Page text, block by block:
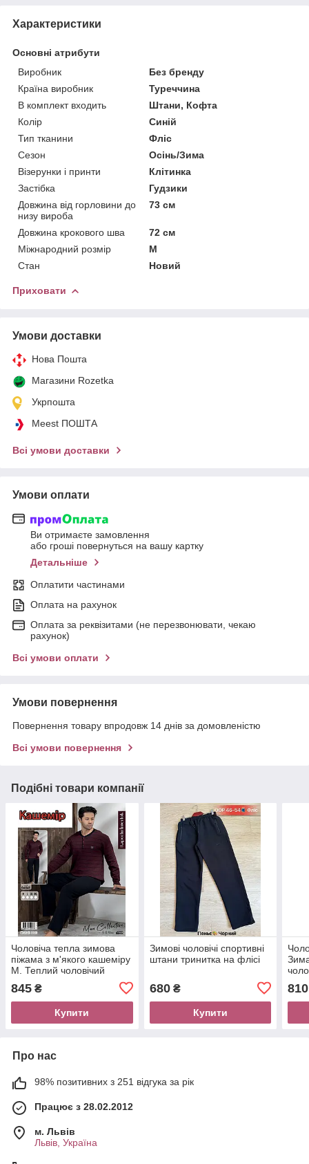
Характеристики
Основні атрибути
Виробник
Без бренду
Країна виробник
Туреччина
В комплект входить
Штани, Кофта
Колір
Синій
Тип тканини
Фліс
Сезон
Осінь/Зима
Візерунки і принти
Клітинка
Застібка
Гудзики
Довжина від горловини до
низу вироба
73 см
Довжина крокового шва
72 см
Міжнародний розмір
M
Стан
Новий
Приховати
Умови доставки
Нова Пошта
Магазини Rozetka
Укрпошта
Meest ПОШТА
Всі умови доставки
Умови оплати
Ви отримаєте замовлення
або гроші повернуться на вашу картку
Детальніше
Оплатити частинами
Оплата на рахунок
Оплата за реквізитами (не перезвонювати, чекаю
рахунок)
Всі умови оплати
Умови повернення
Повернення товару впродовж 14 днів за домовленістю
Всі умови повернення
Подібні товари компанії
Чоловіча тепла зимова
піжама з м'якого кашеміру
М. Теплий чоловічий
845 ₴
Купити
Зимові чоловічі спортивні
штани тринитка на флісі
680₴
Купити
810
Про нас
98% позитивних з 251 відгука за рік
Працює з 28.02.2012
м. Львів
Львів, Україна